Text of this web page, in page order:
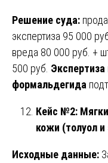
Решение суда:
экспертиза 95 000
вреда 80 000 руб. +
500 руб.
формальдегида
Кейс №2:
кожи (толуол и
Исходные данные: